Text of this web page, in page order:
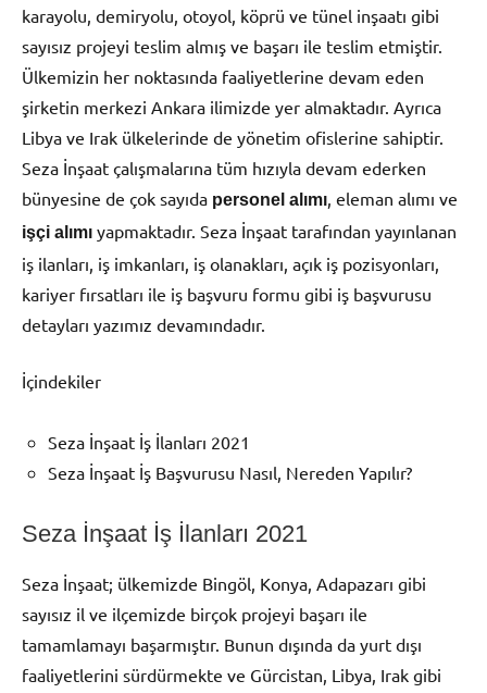
karayolu, demiryolu, otoyol, köprü ve tünel inşaatı gibi
sayısız projeyi teslim almış ve başarı ile teslim etmiştir.
Ülkemizin her noktasında faaliyetlerine devam eden
şirketin merkezi Ankara ilimizde yer almaktadır. Ayrıca
Libya ve Irak ülkelerinde de yönetim ofislerine sahiptir.
Seza İnşaat çalışmalarına tüm hızıyla devam ederken
bünyesine de çok sayıda personel alımı , eleman alımı ve
işçi alımı yapmaktadır. Seza İnşaat tarafından yayınlanan
iş ilanları, iş imkanları, iş olanakları, açık iş pozisyonları,
kariyer fırsatları ile iş başvuru formu gibi iş başvurusu
detayları yazımız devamındadır.
İçindekiler
Seza İnşaat İş İlanları 2021
Seza İnşaat İş Başvurusu Nasıl, Nereden Yapılır?
Seza İnşaat İş İlanları 2021
Seza İnşaat; ülkemizde Bingöl, Konya, Adapazarı gibi
sayısız il ve ilçemizde birçok projeyi başarı ile
tamamlamayı başarmıştır. Bunun dışında da yurt dışı
faaliyetlerini sürdürmekte ve Gürcistan, Libya, Irak gibi